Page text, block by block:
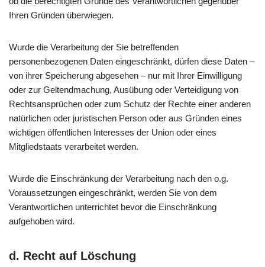
Ihren Gründen überwiegen.
Wurde die Verarbeitung der Sie betreffenden
personenbezogenen Daten eingeschränkt, dürfen diese Daten –
von ihrer Speicherung abgesehen – nur mit Ihrer Einwilligung
oder zur Geltendmachung, Ausübung oder Verteidigung von
Rechtsansprüchen oder zum Schutz der Rechte einer anderen
natürlichen oder juristischen Person oder aus Gründen eines
wichtigen öffentlichen Interesses der Union oder eines
Mitgliedstaats verarbeitet werden.
Wurde die Einschränkung der Verarbeitung nach den o.g.
Voraussetzungen eingeschränkt, werden Sie von dem
Verantwortlichen unterrichtet bevor die Einschränkung
aufgehoben wird.
d. Recht auf Löschung